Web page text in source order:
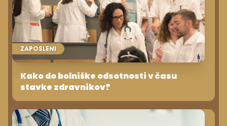
ZAPOSLENI
Kako do bolniške odsotnosti v času
stavke zdravnikov?